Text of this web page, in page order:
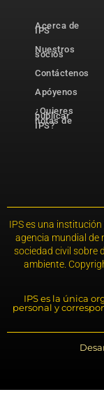
Acerca de
IPS
Nuestros
socios
Contáctenos
Apóyenos
¿Quieres
publicar
notas de
IPS?
IPS es una
agencia mundial de
sociedad civil sobre
ambiente.
IPS es la única
personal y